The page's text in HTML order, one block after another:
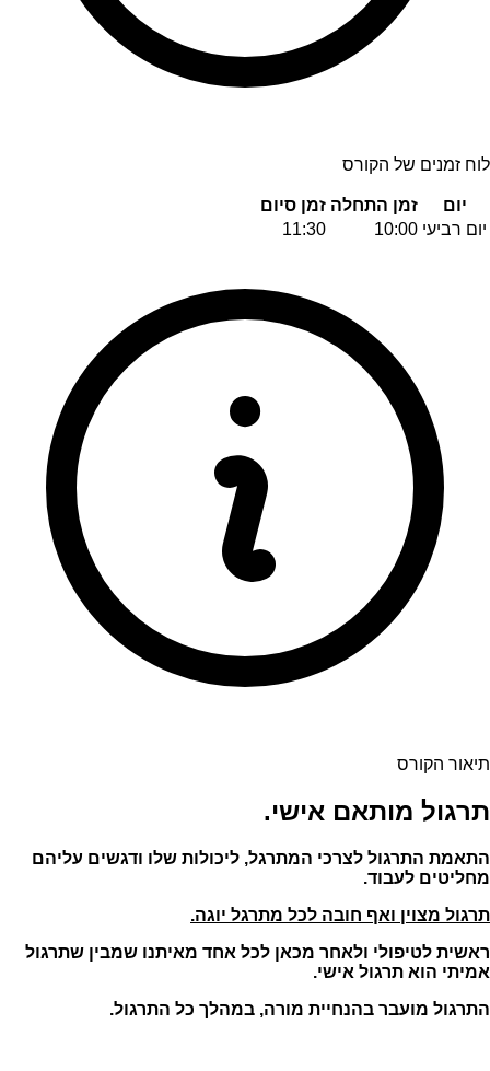
לוח זמנים של הקורס
יום זמן התחלה זמן סיום
יום רביעי 10:00
11:30
תיאור הקורס
תרגול מותאם אישי.
התאמת התרגול לצרכי המתרגל, ליכולות שלו ודגשים עליהם
מחליטים לעבוד.
תרגול מצוין ואף חובה לכל מתרגל יוגה.
ראשית לטיפולי ולאחר מכאן לכל אחד מאיתנו שמבין שתרגול
אמיתי הוא תרגול אישי.
התרגול מועבר בהנחיית מורה, במהלך כל התרגול.